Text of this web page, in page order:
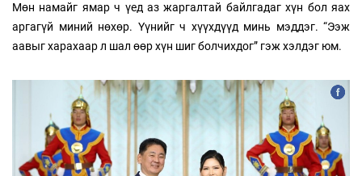
Мөн намайг ямар ч үед аз жаргалтай байлгадаг хүн бол яах
аргагүй миний нөхөр. Үүнийг ч хүүхдүүд минь мэддэг. “Ээж
аавыг харахаар л шал өөр хүн шиг болчихдог” гэж хэлдэг юм.